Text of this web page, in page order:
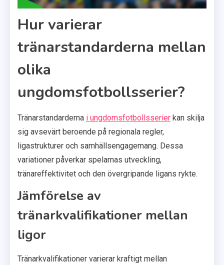
Hur varierar
tränarstandarderna mellan
olika
ungdomsfotbollsserier?
Tränarstandarderna i ungdomsfotbollsserier kan skilja
sig avsevärt beroende på regionala regler,
ligastrukturer och samhällsengagemang. Dessa
variationer påverkar spelarnas utveckling,
tränareffektivitet och den övergripande ligans rykte.
Jämförelse av
tränarkvalifikationer mellan
ligor
Tränarkvalifikationer varierar kraftigt mellan